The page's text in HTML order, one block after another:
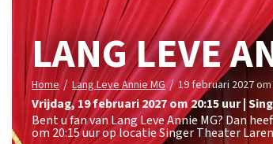
LANG LEVE
Home / Lang Leve Annie MG / 19 februari 2027 om
vrijdag,19 februari 2027 om 20:15uur|
Bent u fan van Lang Leve Annie MG? Dan
om 20:15 uur op locatie Singer Theater